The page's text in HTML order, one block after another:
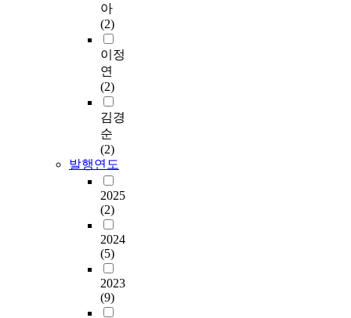
아
(2)
이정
연
(2)
김경
순
(2)
발행연도
2025
(2)
2024
(5)
2023
(9)